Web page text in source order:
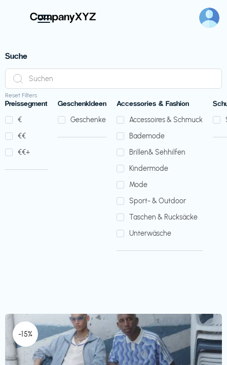
Suche
Reset Filters
Preissegment
€‎
€‎€‎
€‎€‎+
GeschenkIdeen
Geschenke
Accessories & Fashion
Accessoires & Schmuck
Bademode
Brillen& Sehhilfen
Kindermode
Mode
Sport- & Outdoor
Taschen & Rucksäcke
Unterwäsche
-15%